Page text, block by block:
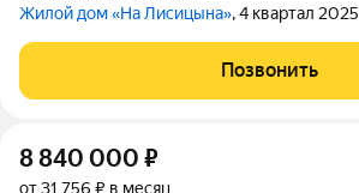
Жилой дом «На Лисицына», 4 квартал 2025
Позвонить
8 840 000 ₽
от 31 756 ₽ в месяц